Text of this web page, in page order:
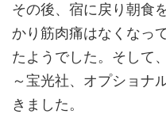
その後、宿に戻り朝食
かり筋肉痛はなくなっ
たようでした。そして
～宝光社、オプショナ
きました。